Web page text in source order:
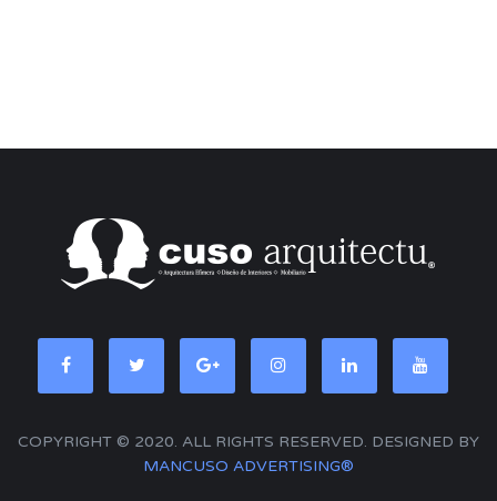
COPYRIGHT © 2020. ALL RIGHTS RESERVED. DESIGNED BY
MANCUSO ADVERTISING®